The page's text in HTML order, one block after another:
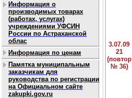
Информация о
производимых товарах
(работах, услугах)
учреждениями УФСИН
России по Астраханской
облас
Информация по ценам
Памятка муниципальным
заказчикам для
руководства по регистрации
на Официальном сайте
zakupki.gov.ru
3.07.09
21
(повтор
№ 36)